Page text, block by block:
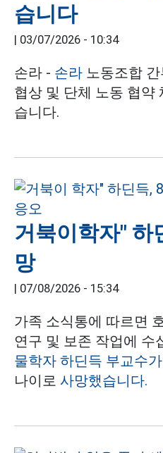
습니다
| 03/07/2026 - 10:34
손라 - 손라 노동조합
협상 및 단체 노동 협약
습니다.
거북이학자" 하
망
| 07/08/2026 - 15:34
가족 소식통에 따르면
연구 및 보존 작업에 수
물학자 하딘득 부교수가
나이로 사망했습니다.